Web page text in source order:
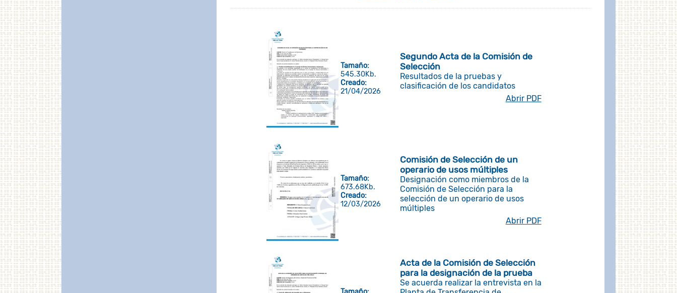
Tamaño:
545.30Kb.
Creado:
21/04/2026
Segundo Acta de la Comisión de
Selección
Resultados de la pruebas y
clasificación de los candidatos
Abrir PDF
Tamaño:
673.68Kb.
Creado:
12/03/2026
Comisión de Selección de un
operario de usos múltiples
Designación como miembros de la
Comisión de Selección para la
selección de un operario de usos
múltiples
Abrir PDF
Acta de la Comisión de Selección
para la designación de la prueba
Se acuerda realizar la entrevista en la